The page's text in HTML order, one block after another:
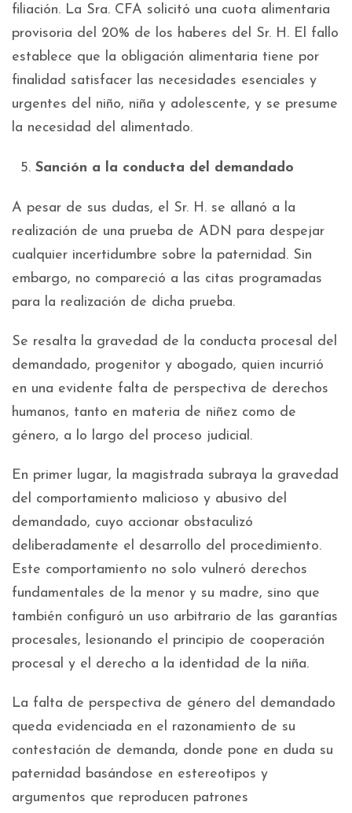
filiación. La Sra. CFA solicitó una cuota alimentaria
provisoria del 20% de los haberes del Sr. H. El fallo
establece que la obligación alimentaria tiene por
finalidad satisfacer las necesidades esenciales y
urgentes del niño, niña y adolescente, y se presume
la necesidad del alimentado.
Sanción a la conducta del demandado
A pesar de sus dudas, el Sr. H. se allanó a la
realización de una prueba de ADN para despejar
cualquier incertidumbre sobre la paternidad. Sin
embargo, no compareció a las citas programadas
para la realización de dicha prueba.
Se resalta la gravedad de la conducta procesal del
demandado, progenitor y abogado, quien incurrió
en una evidente falta de perspectiva de derechos
humanos, tanto en materia de niñez como de
género, a lo largo del proceso judicial.
En primer lugar, la magistrada subraya la gravedad
del comportamiento malicioso y abusivo del
demandado, cuyo accionar obstaculizó
deliberadamente el desarrollo del procedimiento.
Este comportamiento no solo vulneró derechos
fundamentales de la menor y su madre, sino que
también configuró un uso arbitrario de las garantías
procesales, lesionando el principio de cooperación
procesal y el derecho a la identidad de la niña.
La falta de perspectiva de género del demandado
queda evidenciada en el razonamiento de su
contestación de demanda, donde pone en duda su
paternidad basándose en estereotipos y
argumentos que reproducen patrones